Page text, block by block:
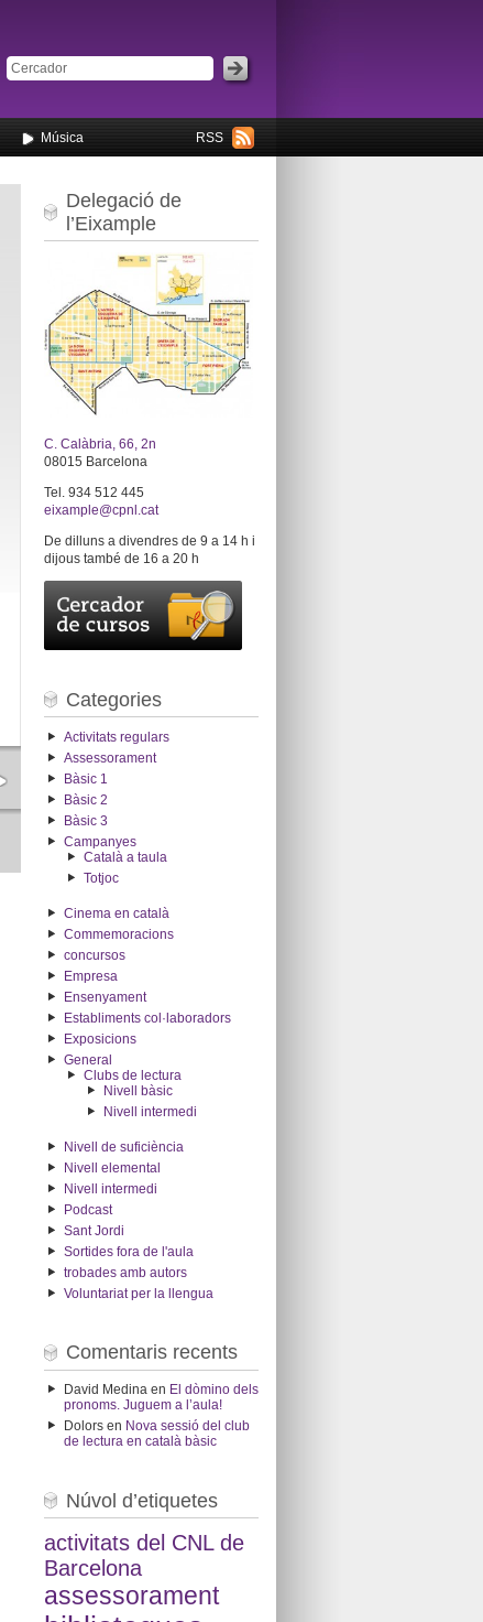
RSS
Música
Delegació de
l’Eixample
C. Calàbria, 66, 2n
08015 Barcelona
Tel. 934 512 445
eixample@cpnl.cat
De dilluns a divendres de 9 a 14 h i
dijous també de 16 a 20 h
Categories
Activitats regulars
Assessorament
Bàsic 1
Bàsic 2
Bàsic 3
Campanyes
Català a taula
Totjoc
Cinema en català
Commemoracions
concursos
Empresa
Ensenyament
Establiments col·laboradors
Exposicions
General
Clubs de lectura
Nivell bàsic
Nivell intermedi
Nivell de suficiència
Nivell elemental
Nivell intermedi
Podcast
Sant Jordi
Sortides fora de l'aula
trobades amb autors
Voluntariat per la llengua
Comentaris recents
David Medinaen El dòmino dels
pronoms. Juguem a l’aula!
Dolorsen Nova sessió del club
de lectura en català bàsic
Núvol d’etiquetes
activitats del CNL de
Barcelona
assessorament